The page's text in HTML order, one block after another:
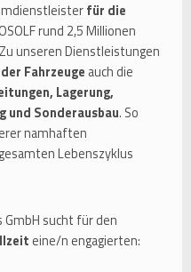
für die
rund 2,5 Millionen
unseren Dienstleistungen
Fahrzeuge auch die
Lagerung,
und Sonderausbau. So
namhaften
Lebenszyklus
GmbH sucht für den
eine/n engagierten: